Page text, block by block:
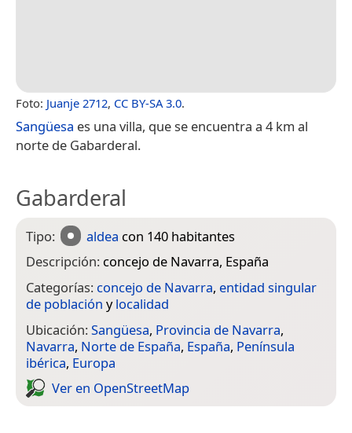
Foto: Juanje 2712, CC BY-SA 3.0.
Sangüesa es una villa, que se encuentra a 4 km al
norte de Gabarderal.
Gabarderal
Tipo: aldea con 140 habitantes
Descripción: concejo de Navarra, España
Categorías: concejo de Navarra, entidad singular
de población ylocalidad
Ubicación:Sangüesa, Provincia de Navarra,
Navarra, Norte de España, España, Península
ibérica, Europa
Ver en Open­Street­Map